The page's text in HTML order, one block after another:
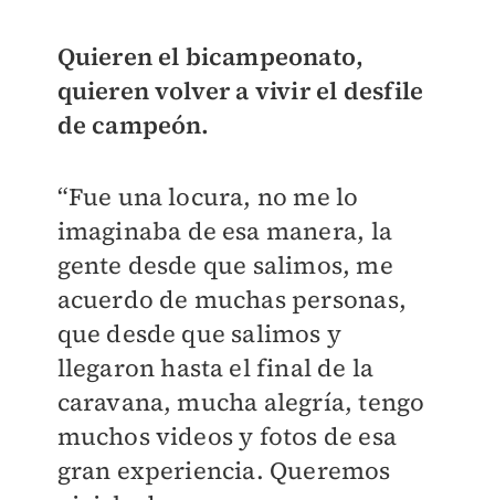
Quieren el bicampeonato,
quieren volver a vivir el desfile
de campeón.
“Fue una locura, no me lo
imaginaba de esa manera, la
gente desde que salimos, me
acuerdo de muchas personas,
que desde que salimos y
llegaron hasta el final de la
caravana, mucha alegría, tengo
muchos videos y fotos de esa
gran experiencia. Queremos